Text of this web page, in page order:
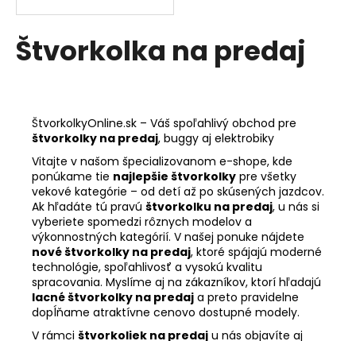
Štvorkolka na predaj
ŠtvorkolkyOnline.sk – Váš spoľahlivý obchod pre
štvorkolky na predaj, buggy aj elektrobiky
Vitajte v našom špecializovanom e-shope, kde
ponúkame tie najlepšie štvorkolky pre všetky
vekové kategórie – od detí až po skúsených jazdcov.
Ak hľadáte tú pravú štvorkolku na predaj, u nás si
vyberiete spomedzi rôznych modelov a
výkonnostných kategórií. V našej ponuke nájdete
nové štvorkolky na predaj, ktoré spájajú moderné
technológie, spoľahlivosť a vysokú kvalitu
spracovania. Myslíme aj na zákazníkov, ktorí hľadajú
lacné štvorkolky na predaj a preto pravidelne
dopĺňame atraktívne cenovo dostupné modely.
V rámci štvorkoliek na predaj u nás objavíte aj